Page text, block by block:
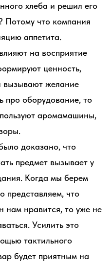
хлеба и решил его
Потому что компания
аппетита.
на восприятие
ценность,
желание
про оборудование, то
аромамашины,
доказано, что
предмет вызывает у
Когда мы берем
представляем, что
нам нравится, то уже не
Усилить это
тактильного
будет приятным на